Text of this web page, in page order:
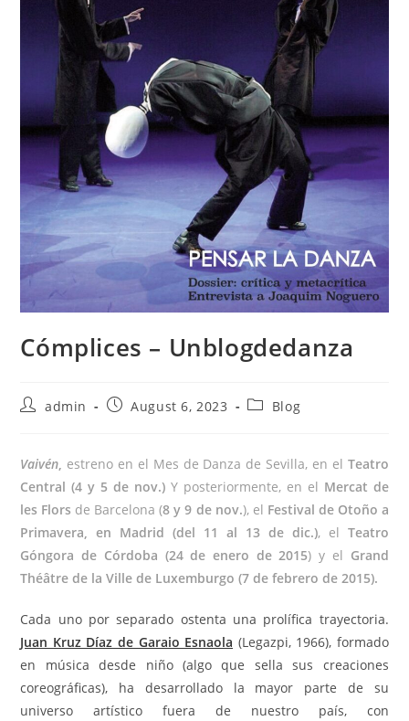
Cómplices – Unblogdedanza
Postadmin
PostAugust 6, 2023
PostBlog
Vaivén, estreno en el Mes de Danza de Sevilla, en el Teatro
Central (4 y 5 de nov.) Y posteriormente, en el Mercat de
les Flors de Barcelona (8 y 9 de nov.), el Festival de Otoño a
Primavera, en Madrid (del 11 al 13 de dic.), el Teatro
Góngora de Córdoba (24 de enero de 2015) y el Grand
Théâtre de la Ville de Luxemburgo (7 de febrero de 2015).
Cada uno por separado ostenta una prolífica trayectoria.
Juan Kruz Díaz de Garaio Esnaola (Legazpi, 1966), formado
en música desde niño (algo que sella sus creaciones
coreográficas), ha desarrollado la mayor parte de su
universo artístico fuera de nuestro país, con